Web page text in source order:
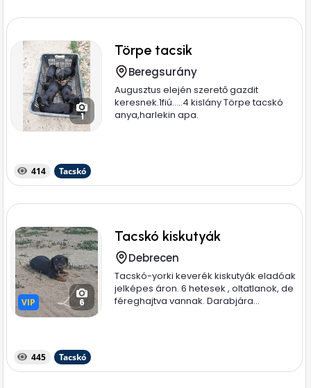
1
Törpe tacsik
Beregsurány
Augusztus elején szerető gazdit
keresnek.1fiú.....4 kislány Törpe tacskó
anya,harlekin apa.
414 Tacskó
VIP
VIP 6
Tacskó kiskutyák
Debrecen
Tacskó-yorki keverék kiskutyák eladóak
jelképes áron. 6 hetesek , oltatlanok, de
féreghajtva vannak. Darabjára...
445 Tacskó